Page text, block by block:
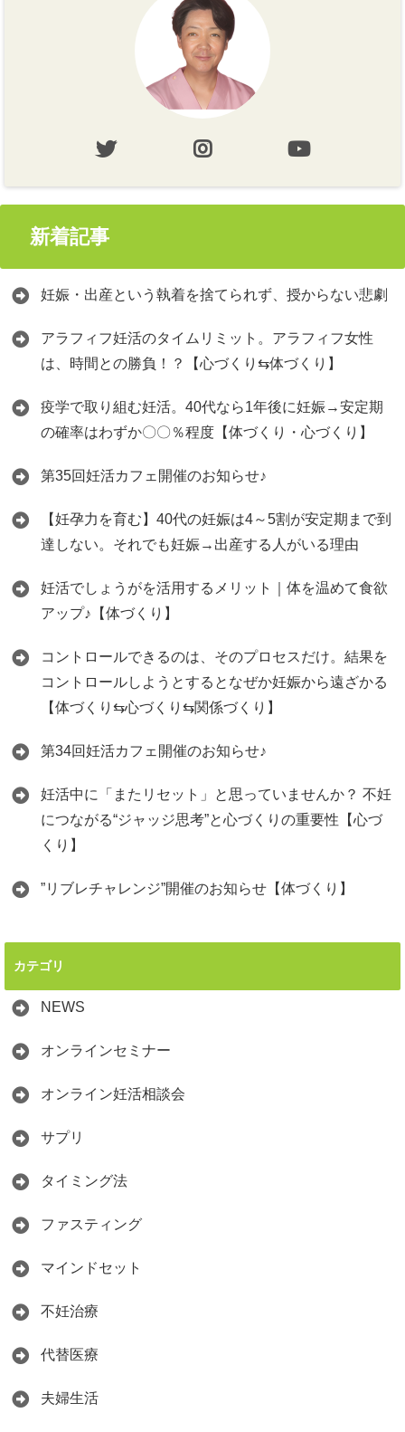
新着記事
妊娠・出産という執着を捨てられず、授からない悲劇
アラフィフ妊活のタイムリミット。アラフィフ女性
は、時間との勝負！？【心づくり⇆体づくり】
疫学で取り組む妊活。40代なら1年後に妊娠→安定期
の確率はわずか〇〇％程度【体づくり・心づくり】
第35回妊活カフェ開催のお知らせ♪
【妊孕力を育む】40代の妊娠は4～5割が安定期まで到
達しない。それでも妊娠→出産する人がいる理由
妊活でしょうがを活用するメリット｜体を温めて食欲
アップ♪【体づくり】
コントロールできるのは、そのプロセスだけ。結果を
コントロールしようとするとなぜか妊娠から遠ざかる
【体づくり⇆心づくり⇆関係づくり】
第34回妊活カフェ開催のお知らせ♪
妊活中に「またリセット」と思っていませんか？ 不妊
につながる“ジャッジ思考”と心づくりの重要性【心づ
くり】
”リブレチャレンジ”開催のお知らせ【体づくり】
カテゴリ
NEWS
オンラインセミナー
オンライン妊活相談会
サプリ
タイミング法
ファスティング
マインドセット
不妊治療
代替医療
夫婦生活